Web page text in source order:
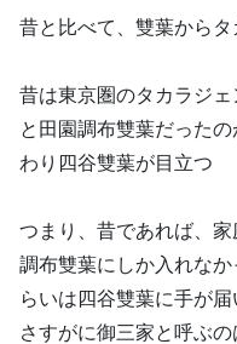
昔と比べて、雙葉から
昔は東京圏のタカラジ
と田園調布雙葉だった
わり四谷雙葉が目立つ
つまり、昔であれば、
調布雙葉にしか入れな
らいは四谷雙葉に手が
さすがに御三家と呼ぶ